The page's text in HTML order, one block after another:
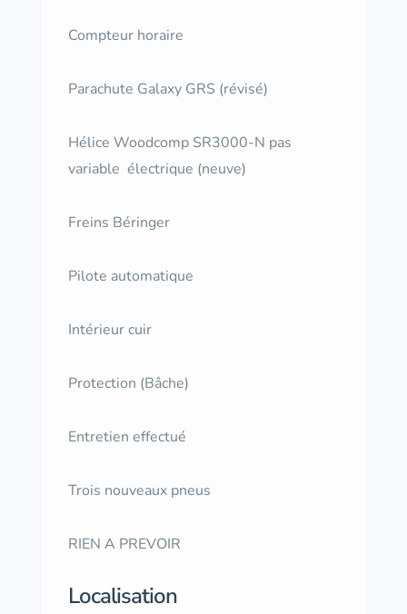
Compteur horaire
Parachute Galaxy GRS (révisé)
Hélice Woodcomp SR3000-N pas
variable électrique (neuve)
Freins Béringer
Pilote automatique
Intérieur cuir
Protection (Bâche)
Entretien effectué
Trois nouveaux pneus
RIEN A PREVOIR
Localisation